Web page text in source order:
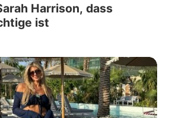
Harrison, dass
ist